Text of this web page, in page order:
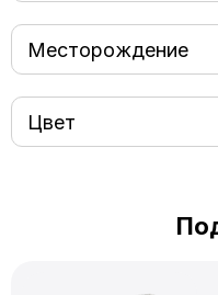
Месторождение
Цвет